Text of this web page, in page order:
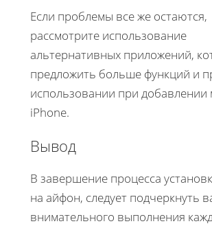
Если проблемы все же остаются,
рассмотрите использование
альтернативных приложений,
предложить больше функций и
использовании при добавлении
iPhone.
Вывод
В завершение процесса
на айфон, следует подчеркнуть
внимательного выполнения